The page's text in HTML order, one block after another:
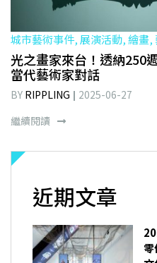
城市藝術事件, 展演活動, 繪畫,
光之畫家來台！透納
當代藝術家對話
BY RIPPLING
2025-06-27
繼續閱讀
近期文章